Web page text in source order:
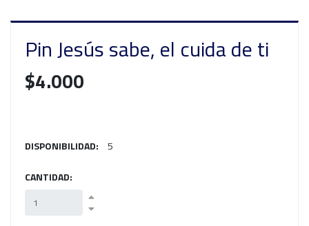
Pin Jesús sabe, el cuida de ti
$4.000
DISPONIBILIDAD: 5
CANTIDAD: